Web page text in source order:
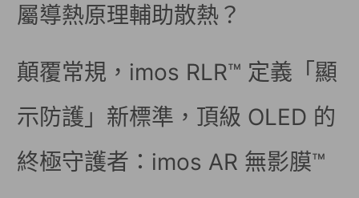
屬導熱原理輔助散熱？
顛覆常規，imos RLR™ 定義「顯
示防護」新標準，頂級 OLED 的
終極守護者：imos AR 無影膜™